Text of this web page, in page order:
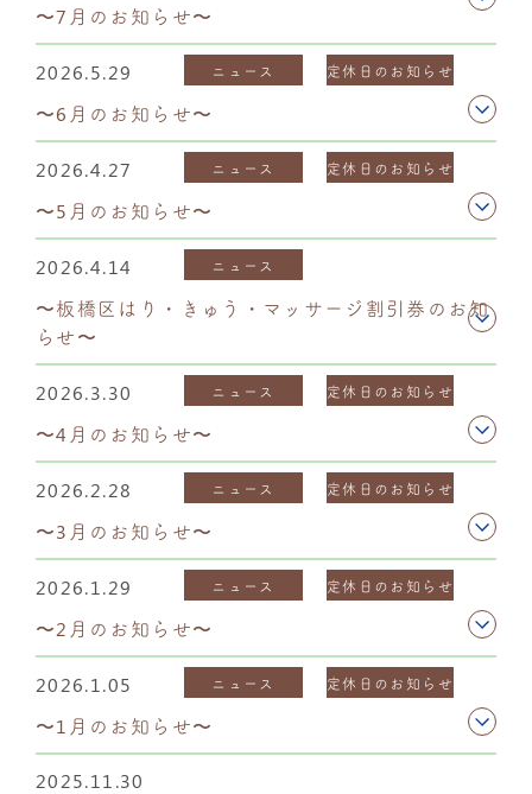
〜7月のお知らせ〜
2026.5.29 ニュース 定休日のお知らせ
〜6月のお知らせ〜
2026.4.27 ニュース 定休日のお知らせ
〜5月のお知らせ〜
2026.4.14 ニュース
〜板橋区はり・きゅう・マッサージ割引券のお知
らせ〜
2026.3.30 ニュース 定休日のお知らせ
〜4月のお知らせ〜
2026.2.28 ニュース 定休日のお知らせ
〜3月のお知らせ〜
2026.1.29 ニュース 定休日のお知らせ
〜2月のお知らせ〜
2026.1.05 ニュース 定休日のお知らせ
〜1月のお知らせ〜
2025.11.30